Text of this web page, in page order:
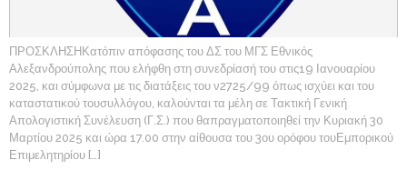
ΠΡΟΣΚΛΗΣΗΚατόπιν απόφασης του ΔΣ του ΜΓΣ Εθνικός
Αλεξανδρούπολης που ελήφθη στη συνεδρίασή του στις19 Ιανουαρίου
2025, και σύμφωνα με τις διατάξεις του ν2725/99 όπως ισχύει και του
καταστατικού τουσυλλόγου, καλούνται τα μέλη σε Τακτική Γενική
Απολογιστική Συνέλευση (Γ.Σ.) που θαπραγματοποιηθεί την Κυριακή 30
Μαρτίου 2025 και ώρα 17.00 στην αίθουσα του 3ου ορόφου τουΕμπορικού
Επιμελητηρίου […]